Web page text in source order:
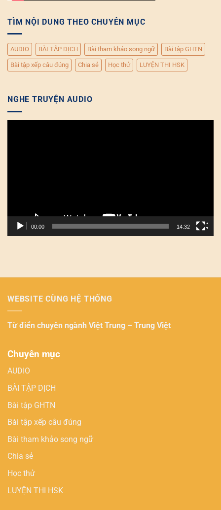
TÌM NỘI DUNG THEO CHUYÊN MỤC
AUDIO BÀI TẬP DỊCH Bài tham khảo song ngữ Bài tập GHTN
Bài tập xếp câu đúng Chia sẻ Học thử LUYỆN THI HSK
NGHE TRUYỆN AUDIO
00:00 14:32
WEBSITE CÙNG HỆ THỐNG
Từ điển chuyên ngành Việt Trung – Trung Việt
Chuyên mục
AUDIO
BÀI TẬP DỊCH
Bài tập GHTN
Bài tập xếp câu đúng
Bài tham khảo song ngữ
Chia sẻ
Học thử
LUYỆN THI HSK